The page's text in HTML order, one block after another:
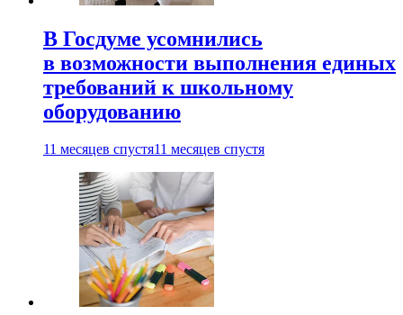
В Госдуме усомнились
в возможности выполнения единых
требований к школьному
оборудованию
11 месяцев спустя11 месяцев спустя